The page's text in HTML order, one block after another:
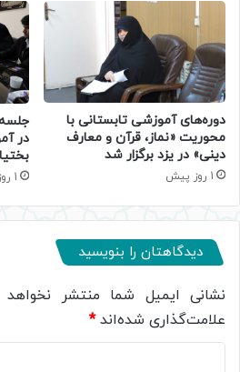
دوره‌های آموزشی تابستانی با
محوریت «نماز، قرآن و معارف
دینی» در یزد برگزار شد
1 روز پیش
در
1 روز پیش
دیدگاهتان را بنویسید
نشانی ایمیل شما منتشر
علامت‌گذاری شده‌اند*